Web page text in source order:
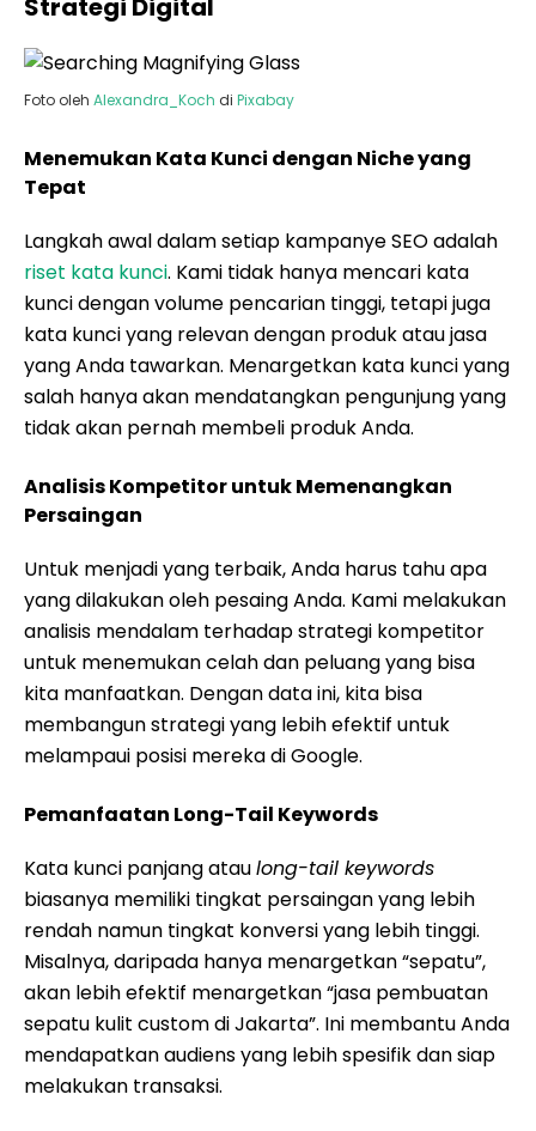
Strategi Digital
Foto oleh Alexandra_Koch di Pixabay
Menemukan Kata Kunci dengan Niche yang
Tepat
Langkah awal dalam setiap kampanye SEO adalah
riset kata kunci. Kami tidak hanya mencari kata
kunci dengan volume pencarian tinggi, tetapi juga
kata kunci yang relevan dengan produk atau jasa
yang Anda tawarkan. Menargetkan kata kunci yang
salah hanya akan mendatangkan pengunjung yang
tidak akan pernah membeli produk Anda.
Analisis Kompetitor untuk Memenangkan
Persaingan
Untuk menjadi yang terbaik, Anda harus tahu apa
yang dilakukan oleh pesaing Anda. Kami melakukan
analisis mendalam terhadap strategi kompetitor
untuk menemukan celah dan peluang yang bisa
kita manfaatkan. Dengan data ini, kita bisa
membangun strategi yang lebih efektif untuk
melampaui posisi mereka di Google.
Pemanfaatan Long-Tail Keywords
Kata kunci panjang ataulong-tail keywords
biasanya memiliki tingkat persaingan yang lebih
rendah namun tingkat konversi yang lebih tinggi.
Misalnya, daripada hanya menargetkan “sepatu”,
akan lebih efektif menargetkan “jasa pembuatan
sepatu kulit custom di Jakarta”. Ini membantu Anda
mendapatkan audiens yang lebih spesifik dan siap
melakukan transaksi.